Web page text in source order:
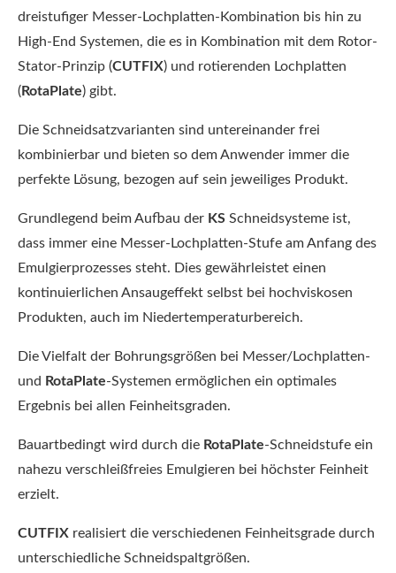
dreistufiger Messer-Lochplatten-Kombination bis hin zu
High-End Systemen, die es in Kombination mit dem Rotor-
Stator-Prinzip (CUTFIX) und rotierenden Lochplatten
(RotaPlate) gibt.
Die Schneidsatzvarianten sind untereinander frei
kombinierbar und bieten so dem Anwender immer die
perfekte Lösung, bezogen auf sein jeweiliges Produkt.
Grundlegend beim Aufbau der KS Schneidsysteme ist,
dass immer eine Messer-Lochplatten-Stufe am Anfang des
Emulgierprozesses steht. Dies gewährleistet einen
kontinuierlichen Ansaugeffekt selbst bei hochviskosen
Produkten, auch im Niedertemperaturbereich.
Die Vielfalt der Bohrungsgrößen bei Messer/Lochplatten-
und RotaPlate-Systemen ermöglichen ein optimales
Ergebnis bei allen Feinheitsgraden.
Bauartbedingt wird durch die RotaPlate-Schneidstufe ein
nahezu verschleißfreies Emulgieren bei höchster Feinheit
erzielt.
CUTFIX realisiert die verschiedenen Feinheitsgrade durch
unterschiedliche Schneidspaltgrößen.